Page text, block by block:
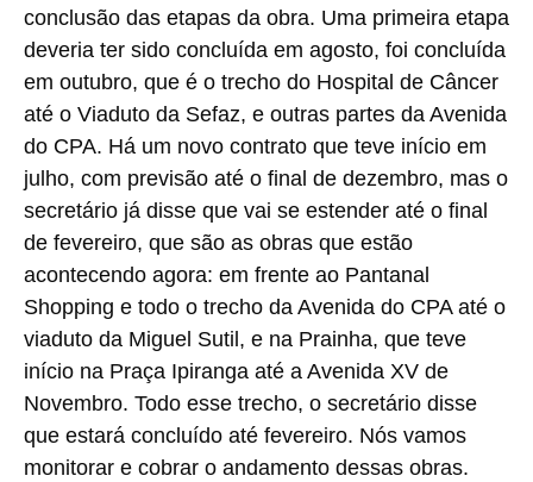
conclusão das etapas da obra. Uma primeira etapa
deveria ter sido concluída em agosto, foi concluída
em outubro, que é o trecho do Hospital de Câncer
até o Viaduto da Sefaz, e outras partes da Avenida
do CPA. Há um novo contrato que teve início em
julho, com previsão até o final de dezembro, mas o
secretário já disse que vai se estender até o final
de fevereiro, que são as obras que estão
acontecendo agora: em frente ao Pantanal
Shopping e todo o trecho da Avenida do CPA até o
viaduto da Miguel Sutil, e na Prainha, que teve
início na Praça Ipiranga até a Avenida XV de
Novembro. Todo esse trecho, o secretário disse
que estará concluído até fevereiro. Nós vamos
monitorar e cobrar o andamento dessas obras.